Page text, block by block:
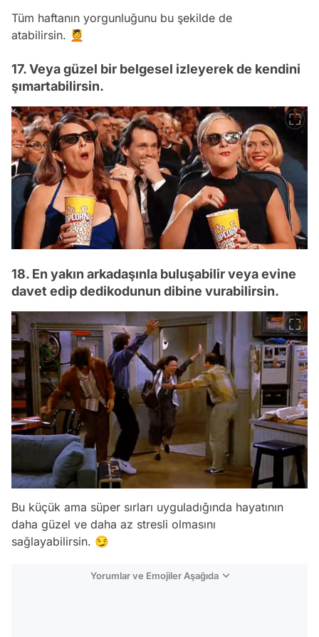
Tüm haftanın yorgunluğunu bu şekilde de
atabilirsin. 💆
17. Veya güzel bir belgesel izleyerek de kendini
şımartabilirsin.
18. En yakın arkadaşınla buluşabilir veya evine
davet edip dedikodunun dibine vurabilirsin.
Bu küçük ama süper sırları uyguladığında hayatının
daha güzel ve daha az stresli olmasını
sağlayabilirsin. 😏
Yorumlar ve Emojiler Aşağıda